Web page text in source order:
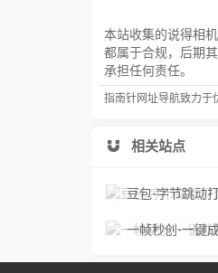
本站收集的说得相
都属于合规，后期
承担任何责任。
指南针网址导航致力于
相关站点
豆包-字节跳动打造的多功能
一帧秒创-一键成片，体验AI智能视